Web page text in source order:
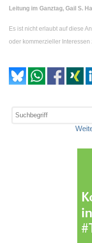
Leitung im Ganztag, Gail S.
Es ist nicht erlaubt auf diese
oder kommerzieller Interessen